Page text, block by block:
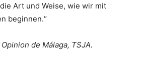
Art und Weise, wie wir mit
beginnen.“
de Málaga, TSJA.